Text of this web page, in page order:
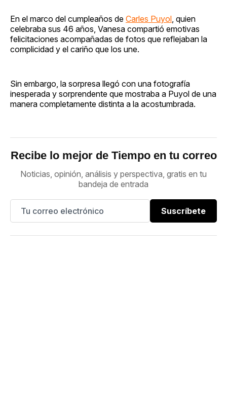
En el marco del cumpleaños de Carles Puyol , quien
celebraba sus 46 años, Vanesa compartió emotivas
felicitaciones acompañadas de fotos que reflejaban la
complicidad y el cariño que los une.
Sin embargo, la sorpresa llegó con una fotografía
inesperada y sorprendente que mostraba a Puyol de una
manera completamente distinta a la acostumbrada.
Recibe lo mejor de Tiempo en tu correo
Noticias, opinión, análisis y perspectiva, gratis en tu
bandeja de entrada
Suscríbete